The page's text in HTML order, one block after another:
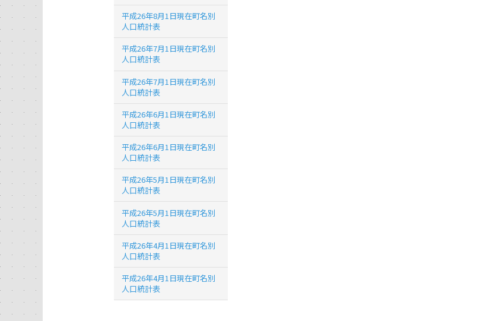
平成26年8月1日現在町名別
人口統計表
平成26年7月1日現在町名別
人口統計表
平成26年7月1日現在町名別
人口統計表
平成26年6月1日現在町名別
人口統計表
平成26年6月1日現在町名別
人口統計表
平成26年5月1日現在町名別
人口統計表
平成26年5月1日現在町名別
人口統計表
平成26年4月1日現在町名別
人口統計表
平成26年4月1日現在町名別
人口統計表